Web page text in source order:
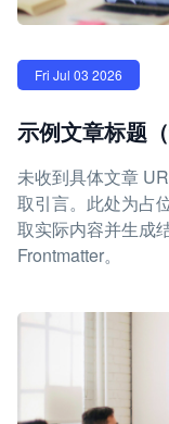
Fri Jul 03 2026
示例文章标题
未收到具体文章
取引言。此处为占
取实际内容并生成
Frontmatter。